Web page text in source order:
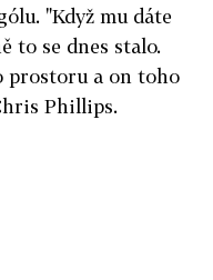
"Když mu dáte
to se dnes stalo.
prostoru a on toho
Phillips.